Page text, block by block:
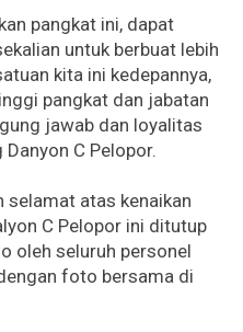
pangkat ini, dapat
untuk berbuat lebih
kita ini kedepannya,
pangkat dan jabatan
jawab dan loyalitas
C Pelopor.
selamat atas kenaikan
C Pelopor ini ditutup
oleh seluruh personel
foto bersama di